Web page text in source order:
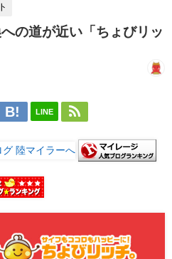
の道が近い「ちょびリッ
LINE